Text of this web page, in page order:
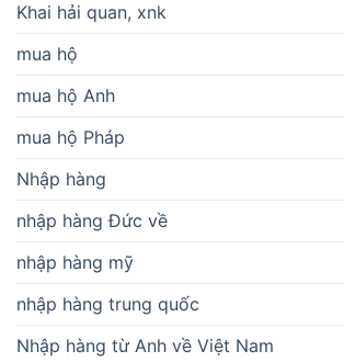
Khai hải quan, xnk
mua hộ
mua hộ Anh
mua hộ Pháp
Nhập hàng
nhập hàng Đức về
nhập hàng mỹ
nhập hàng trung quốc
Nhập hàng từ Anh về Việt Nam